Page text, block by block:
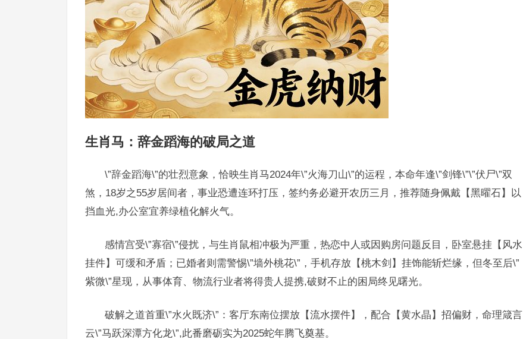
生肖马：辞金蹈海的破局之道
\”辞金蹈海\”的壮烈意象，恰映生肖马2024年\”火海刀山\”的运程，本命年逢\”剑锋\”\”伏尸\”双
煞，18岁之55岁居间者，事业恐遭连环打压，签约务必避开农历三月，推荐随身佩戴【黑曜石】以
挡血光,办公室宜养绿植化解火气。
感情宫受\”寡宿\”侵扰，与生肖鼠相冲极为严重，热恋中人或因购房问题反目，卧室悬挂【风水
挂件】可缓和矛盾；已婚者则需警惕\”墙外桃花\”，手机存放【桃木剑】挂饰能斩烂缘，但冬至后\”
紫微\”星现，从事体育、物流行业者将得贵人提携,破财不止的困局终见曙光。
破解之道首重\”水火既济\”：客厅东南位摆放【流水摆件】，配合【黄水晶】招偏财，命理箴言
云\”马跃深潭方化龙\”,此番磨砺实为2025蛇年腾飞奠基。